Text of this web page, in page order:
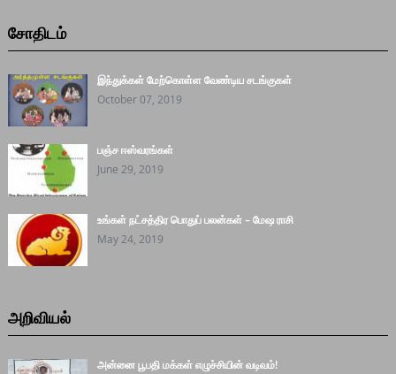
சோதிடம்
இந்துக்கள் மேற்கொள்ள வேண்டிய சடங்குகள்
October 07, 2019
பஞ்ச ஈஸ்வரங்கள்
June 29, 2019
உங்கள் நட்சத்திர பொதுப் பலன்கள் – மேஷ ராசி
May 24, 2019
அறிவியல்
அன்னை பூபதி மக்கள் எழுச்சியின் வடிவம்!